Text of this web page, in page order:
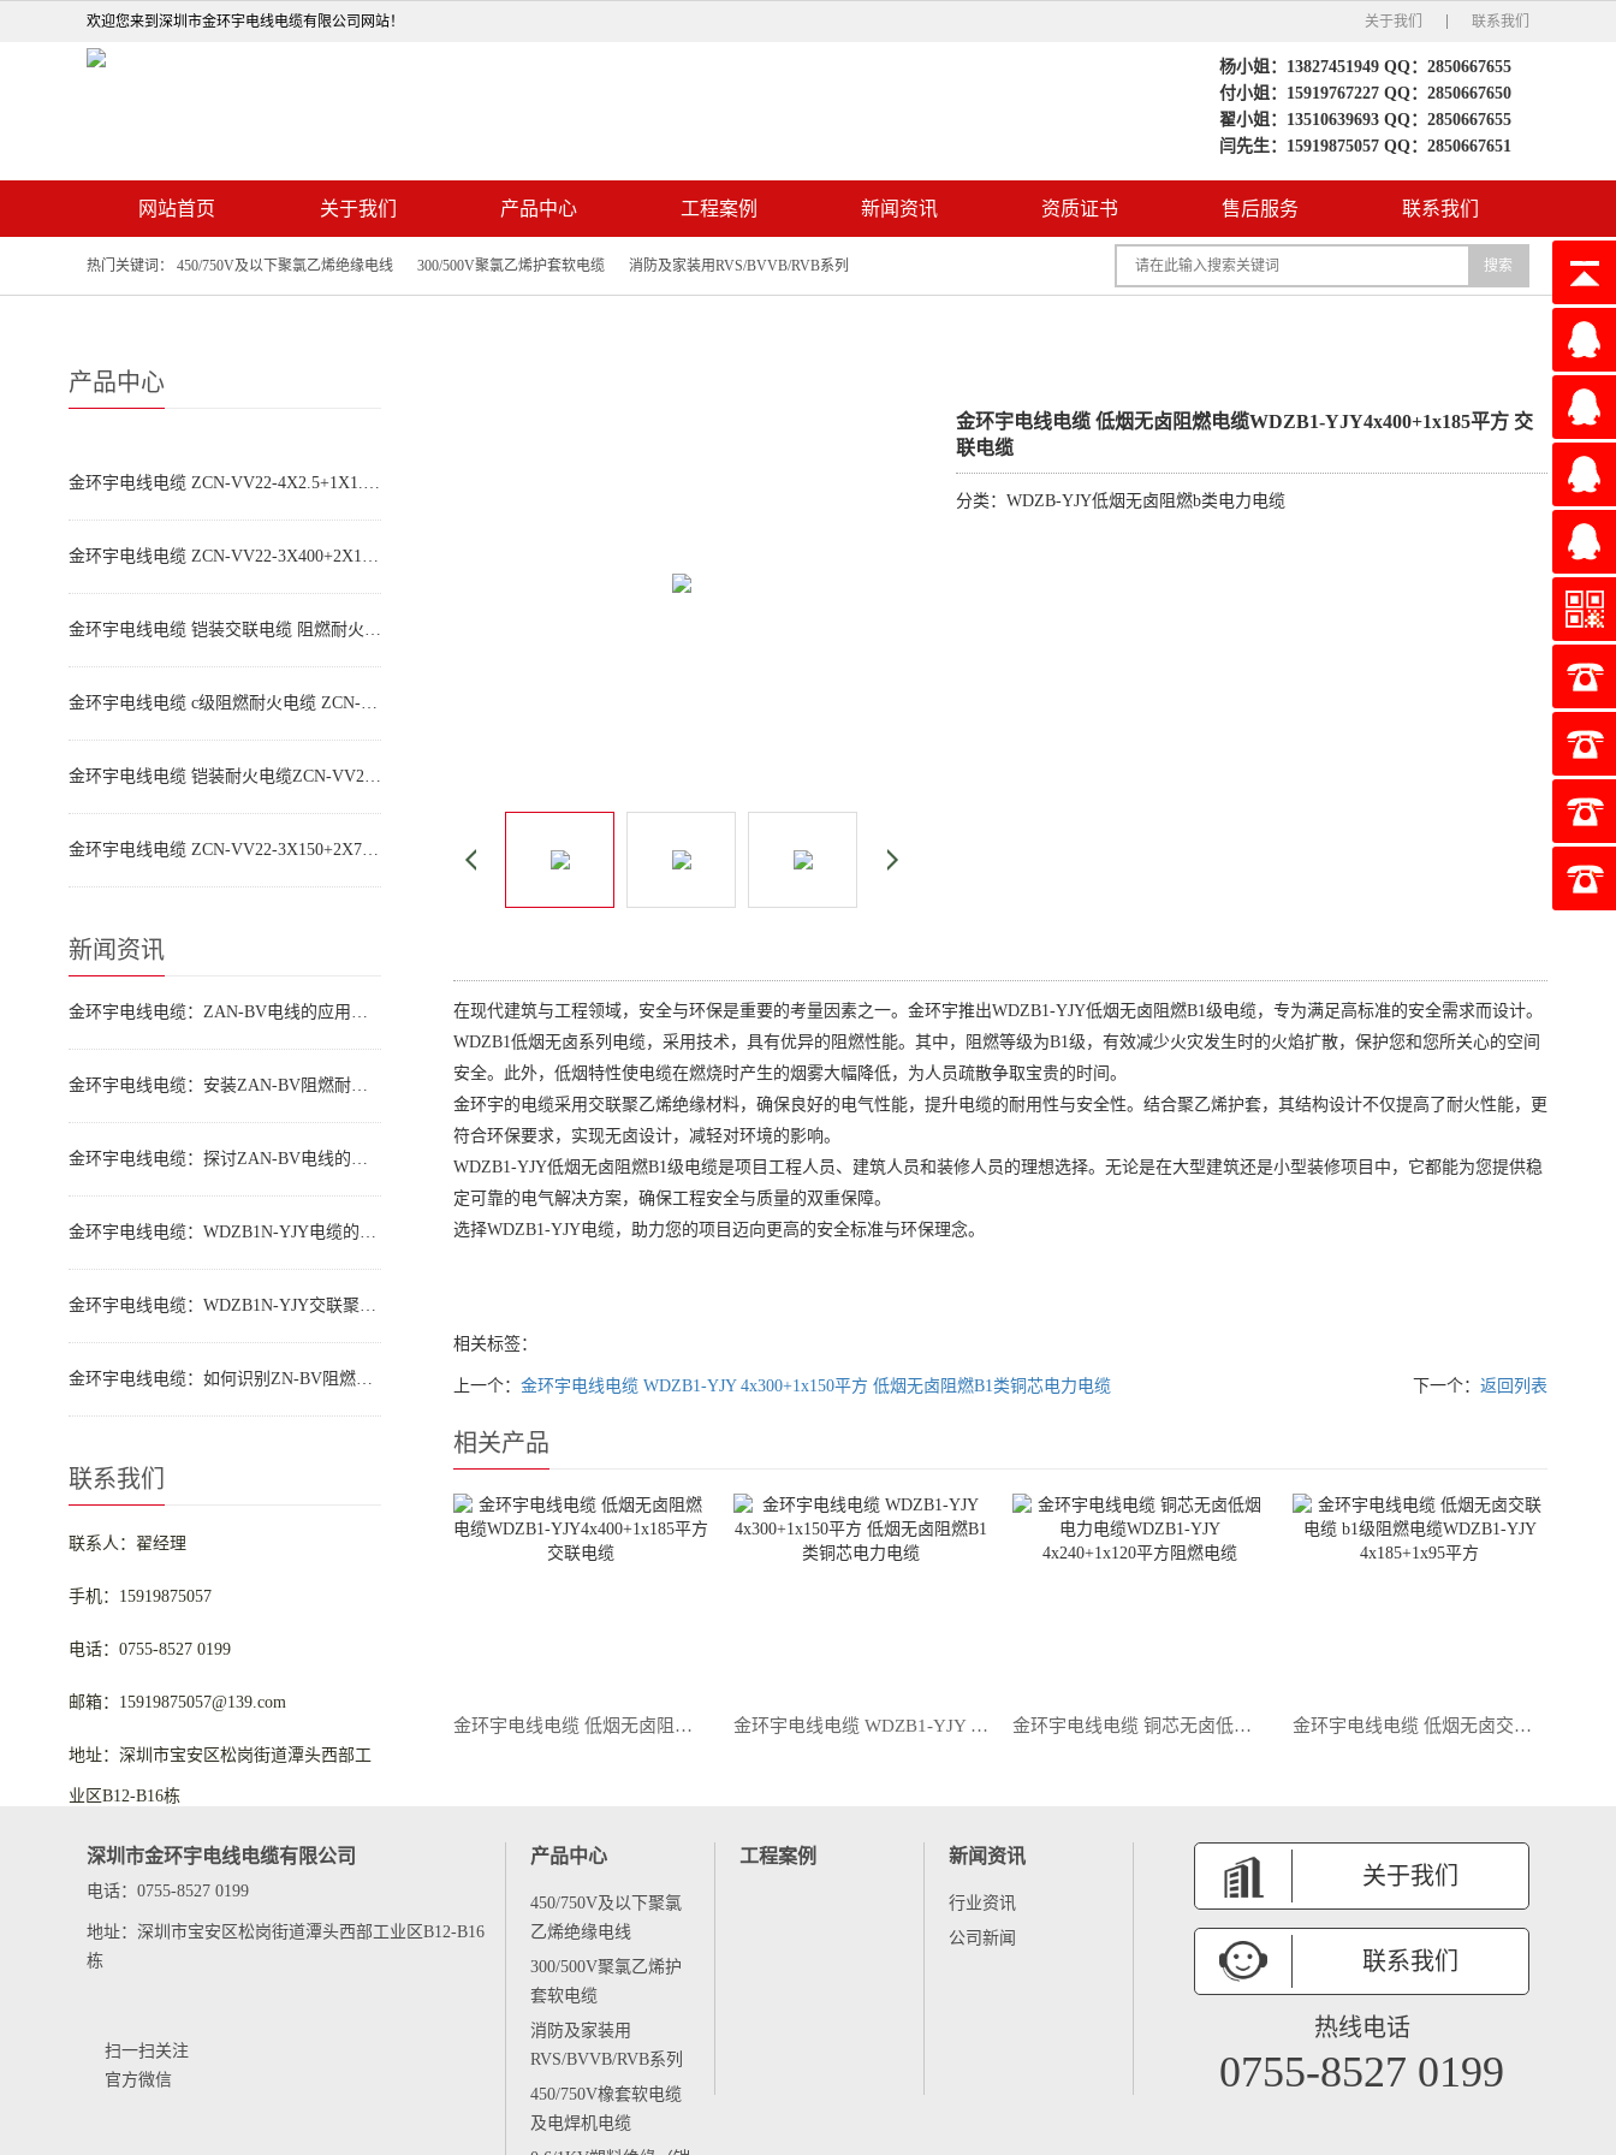
欢迎您来到深圳市金环宇电线电缆有限公司网站！ 关于我们 联系我们
杨小姐：13827451949 QQ：2850667655
付小姐：15919767227 QQ：2850667650
翟小姐：13510639693 QQ：2850667655
闫先生：15919875057 QQ：2850667651
网站首页 关于我们 产品中心 工程案例 新闻资讯 资质证书 售后服务 联系我们
热门关键词： 450/750V及以下聚氯乙烯绝缘电线 300/500V聚氯乙烯护套软电缆 消防及家装用RVS/BVVB/RVB系列 搜索
产品中心
金环宇电线电缆 ZCN-VV22-4X2.5+1X1.5平方 铠装电缆vv22阻燃耐火电缆
金环宇电线电缆 ZCN-VV22-3X400+2X185平方 vv22铠装阻燃耐火电缆价格
金环宇电线电缆 铠装交联电缆 阻燃耐火电力电缆ZCN-VV22-3X300+2X150平方
金环宇电线电缆 c级阻燃耐火电缆 ZCN-VV22-3X240+2X120平方铠装电力电缆
金环宇电线电缆 铠装耐火电缆ZCN-VV22-3X185+2X95平方 vv22阻燃电缆
金环宇电线电缆 ZCN-VV22-3X150+2X70平方 阻燃耐火电力电缆 铠装五芯电缆
新闻资讯
金环宇电线电缆：ZAN-BV电线的应用领域
金环宇电线电缆：安装ZAN-BV阻燃耐火电线的规范与技巧全解析
金环宇电线电缆：探讨ZAN-BV电线的优势
金环宇电线电缆：WDZB1N-YJY电缆的应用领域
金环宇电线电缆：WDZB1N-YJY交联聚乙烯绝缘电缆解析
金环宇电线电缆：如何识别ZN-BV阻燃耐火电线
联系我们
联系人：翟经理
手机：15919875057
电话：0755-8527 0199
邮箱：15919875057@139.com
地址：深圳市宝安区松岗街道潭头西部工
业区B12-B16栋
金环宇电线电缆 低烟无卤阻燃电缆WDZB1-YJY4x400+1x185平方 交
联电缆
分类：WDZB-YJY低烟无卤阻燃b类电力电缆
在现代建筑与工程领域，安全与环保是重要的考量因素之一。金环宇推出WDZB1-YJY低烟无卤阻燃B1级电缆，专为满足高标准的安全需求而设计。
WDZB1低烟无卤系列电缆，采用技术，具有优异的阻燃性能。其中，阻燃等级为B1级，有效减少火灾发生时的火焰扩散，保护您和您所关心的空间
安全。此外，低烟特性使电缆在燃烧时产生的烟雾大幅降低，为人员疏散争取宝贵的时间。
金环宇的电缆采用交联聚乙烯绝缘材料，确保良好的电气性能，提升电缆的耐用性与安全性。结合聚乙烯护套，其结构设计不仅提高了耐火性能，更
符合环保要求，实现无卤设计，减轻对环境的影响。
WDZB1-YJY低烟无卤阻燃B1级电缆是项目工程人员、建筑人员和装修人员的理想选择。无论是在大型建筑还是小型装修项目中，它都能为您提供稳
定可靠的电气解决方案，确保工程安全与质量的双重保障。
选择WDZB1-YJY电缆，助力您的项目迈向更高的安全标准与环保理念。
相关标签：
上一个： 金环宇电线电缆 WDZB1-YJY 4x300+1x150平方 低烟无卤阻燃B1类铜芯电力电缆 下一个： 返回列表
相关产品
金环宇电线电缆 低烟无卤阻燃电缆WDZB1-YJY4x400+1x185平方 交联电缆 金环宇电线电缆 WDZB1-YJY 4x300+1x150平方 低烟无卤阻燃B1类铜芯电力电缆 金环宇电线电缆 铜芯无卤低烟电力电缆WDZB1-YJY 4x240+1x120平方阻燃电缆 金环宇电线电缆 低烟无卤交联电缆 b1级阻燃电缆WDZB1-YJY 4x185+1x95平方
深圳市金环宇电线电缆有限公司
电话：0755-8527 0199
地址：深圳市宝安区松岗街道潭头西部工业区B12-B16
栋
扫一扫关注
官方微信
产品中心
450/750V及以下聚氯
乙烯绝缘电线
300/500V聚氯乙烯护
套软电缆
消防及家装用
RVS/BVVB/RVB系列
450/750V橡套软电缆
及电焊机电缆
工程案例 新闻资讯
行业资讯
公司新闻
关于我们
联系我们
热线电话
0755-8527 0199